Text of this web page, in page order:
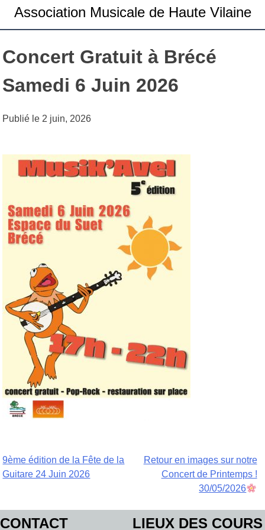
Association Musicale de Haute Vilaine
Concert Gratuit à Brécé
Samedi 6 Juin 2026
Publié le2 juin, 2026
Navigation
l’article
9ème édition de la Fête de la
Guitare 24 Juin 2026
Retour en images sur notre
Concert de Printemps !
30/05/2026
CONTACT LIEUX DES COURS